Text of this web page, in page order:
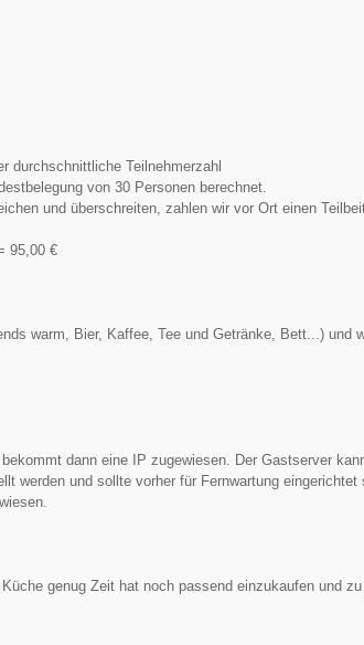
durchschnittliche Teilnehmerzahl
von 30 Personen berechnet.
und überschreiten, zahlen wir vor Ort einen
95,00 €
warm, Bier, Kaffee, Tee und Getränke, Bett...) und
dann eine IP zugewiesen. Der Gastserver
werden und sollte vorher für Fernwartung
genug Zeit hat noch passend einzukaufen und